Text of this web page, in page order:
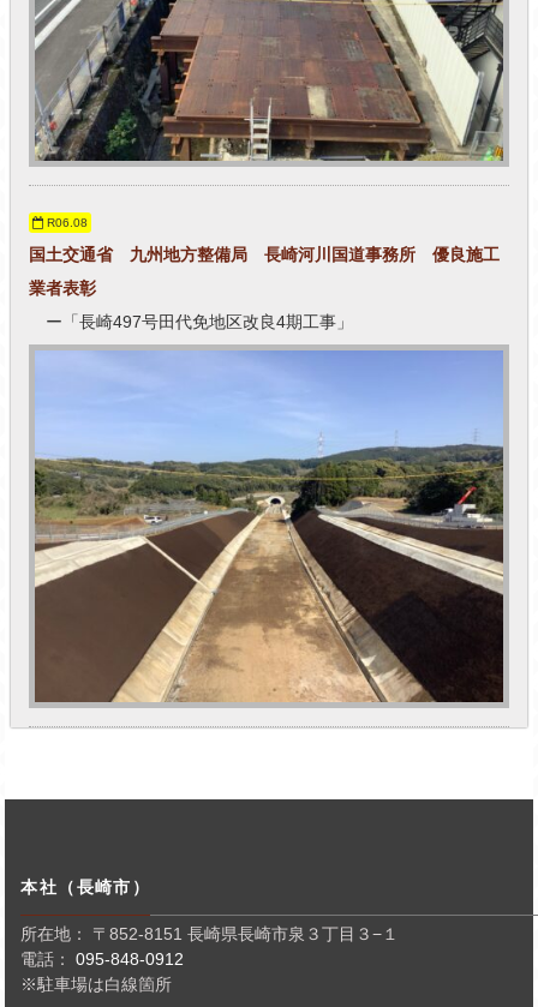
R06.08
国土交通省 九州地方整備局 長崎河川国道事務所 優良施工
業者表彰
ー「長崎497号田代免地区改良4期工事」
本社（長崎市）
所在地： 〒852-8151 長崎県長崎市泉３丁目３−１
電話：095-848-0912
※駐車場は白線箇所